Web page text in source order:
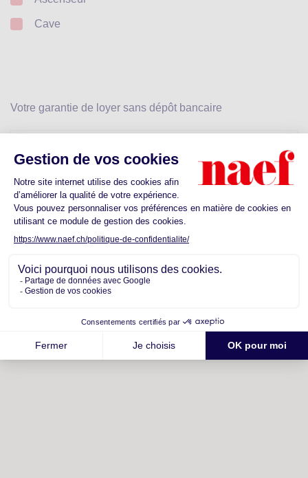
Cave
Votre garantie de loyer sans dépôt bancaire
Dès CHF 25.- Calculez votre prime
votre futur quartier